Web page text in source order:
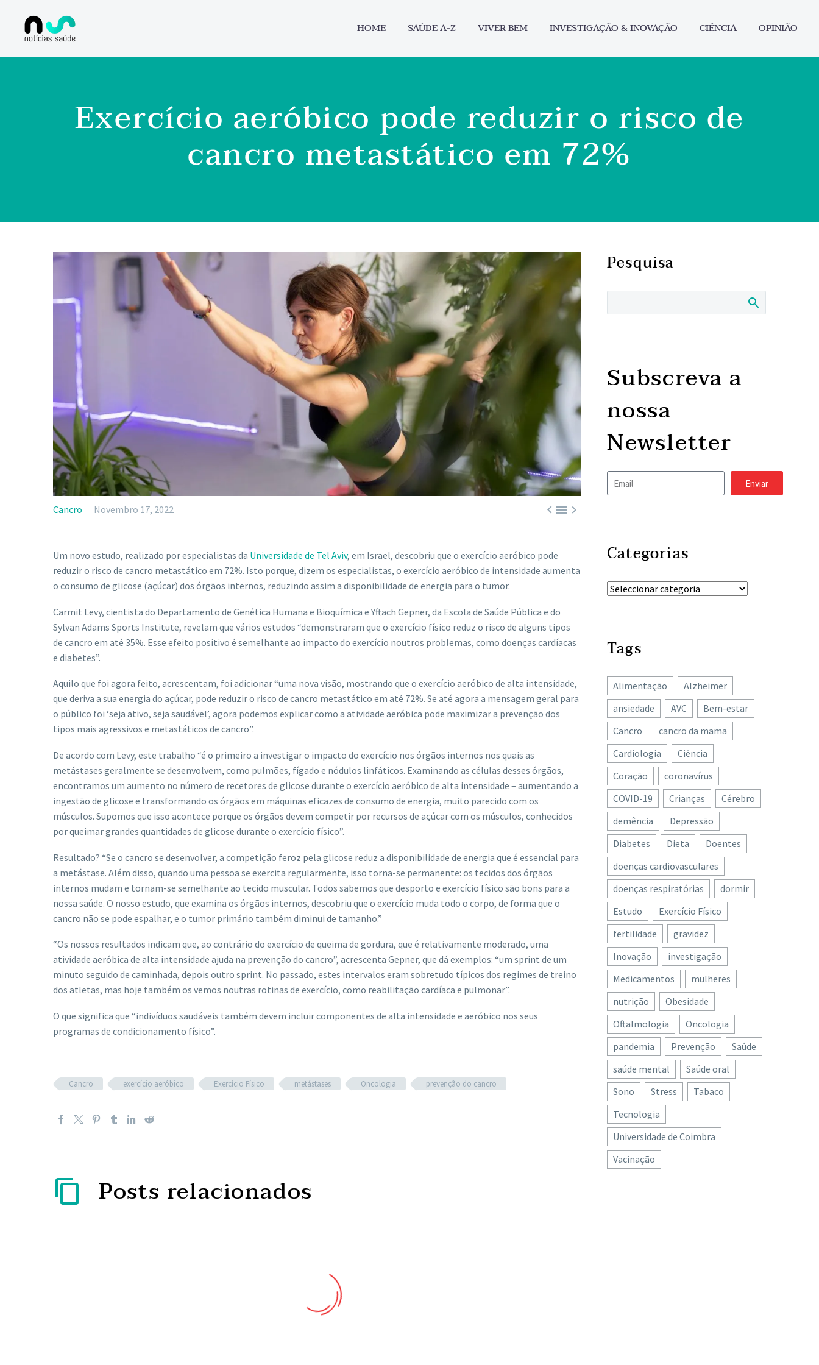
HOME SAÚDE A-Z VIVER BEM INVESTIGAÇÃO & INOVAÇÃO CIÊNCIA OPINIÃO
Exercício aeróbico pode reduzir o risco de
cancro metastático em 72%

Cancro Novembro 17, 2022
Um novo estudo, realizado por especialistas da Universidade de Tel Aviv, em Israel, descobriu que o exercício aeróbico pode
reduzir o risco de cancro metastático em 72%. Isto porque, dizem os especialistas, o exercício aeróbico de intensidade aumenta
o consumo de glicose (açúcar) dos órgãos internos, reduzindo assim a disponibilidade de energia para o tumor.
Carmit Levy, cientista do Departamento de Genética Humana e Bioquímica e Yftach Gepner, da Escola de Saúde Pública e do
Sylvan Adams Sports Institute, revelam que vários estudos “demonstraram que o exercício físico reduz o risco de alguns tipos
de cancro em até 35%. Esse efeito positivo é semelhante ao impacto do exercício noutros problemas, como doenças cardíacas
e diabetes”.
Aquilo que foi agora feito, acrescentam, foi adicionar “uma nova visão, mostrando que o exercício aeróbico de alta intensidade,
que deriva a sua energia do açúcar, pode reduzir o risco de cancro metastático em até 72%. Se até agora a mensagem geral para
o público foi ‘seja ativo, seja saudável’, agora podemos explicar como a atividade aeróbica pode maximizar a prevenção dos
tipos mais agressivos e metastáticos de cancro”.
De acordo com Levy, este trabalho “é o primeiro a investigar o impacto do exercício nos órgãos internos nos quais as
metástases geralmente se desenvolvem, como pulmões, fígado e nódulos linfáticos. Examinando as células desses órgãos,
encontramos um aumento no número de recetores de glicose durante o exercício aeróbico de alta intensidade – aumentando a
ingestão de glicose e transformando os órgãos em máquinas eficazes de consumo de energia, muito parecido com os
músculos. Supomos que isso acontece porque os órgãos devem competir por recursos de açúcar com os músculos, conhecidos
por queimar grandes quantidades de glicose durante o exercício físico”.
Resultado? “Se o cancro se desenvolver, a competição feroz pela glicose reduz a disponibilidade de energia que é essencial para
a metástase. Além disso, quando uma pessoa se exercita regularmente, isso torna-se permanente: os tecidos dos órgãos
internos mudam e tornam-se semelhante ao tecido muscular. Todos sabemos que desporto e exercício físico são bons para a
nossa saúde. O nosso estudo, que examina os órgãos internos, descobriu que o exercício muda todo o corpo, de forma que o
cancro não se pode espalhar, e o tumor primário também diminui de tamanho.”
“Os nossos resultados indicam que, ao contrário do exercício de queima de gordura, que é relativamente moderado, uma
atividade aeróbica de alta intensidade ajuda na prevenção do cancro”, acrescenta Gepner, que dá exemplos: “um sprint de um
minuto seguido de caminhada, depois outro sprint. No passado, estes intervalos eram sobretudo típicos dos regimes de treino
dos atletas, mas hoje também os vemos noutras rotinas de exercício, como reabilitação cardíaca e pulmonar”.
O que significa que “indivíduos saudáveis ​​também devem incluir componentes de alta intensidade e aeróbico nos seus
programas de condicionamento físico”.
Cancro exercício aeróbico Exercício Físico metástases Oncologia prevenção do cancro
Posts relacionados
Pesquisa
Subscreva a
nossa
Newsletter
Enviar
Categorias
Tags
Alimentação
Alzheimer
ansiedade
AVC
Bem-estar
Cancro
cancro da mama
Cardiologia
Ciência
Coração
coronavírus
COVID-19
Crianças
Cérebro
demência
Depressão
Diabetes
Dieta
Doentes
doenças cardiovasculares
doenças respiratórias
dormir
Estudo
Exercício Físico
fertilidade
gravidez
Inovação
investigação
Medicamentos
mulheres
nutrição
Obesidade
Oftalmologia
Oncologia
pandemia
Prevenção
Saúde
saúde mental
Saúde oral
Sono
Stress
Tabaco
Tecnologia
Universidade de Coimbra
Vacinação